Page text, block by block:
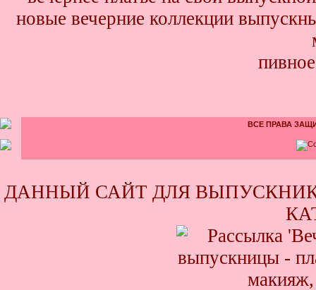
новые вечерние коллекции
ВСЕ ПРАВА
ДАННЫЙ САЙТ ДЛЯ